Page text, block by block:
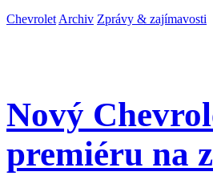
Chevrolet Archiv Zprávy & zajímavosti
Nový
premiéru na